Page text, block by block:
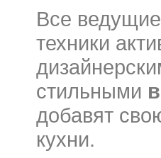
Все
техники
стильными
добавят
кухни.